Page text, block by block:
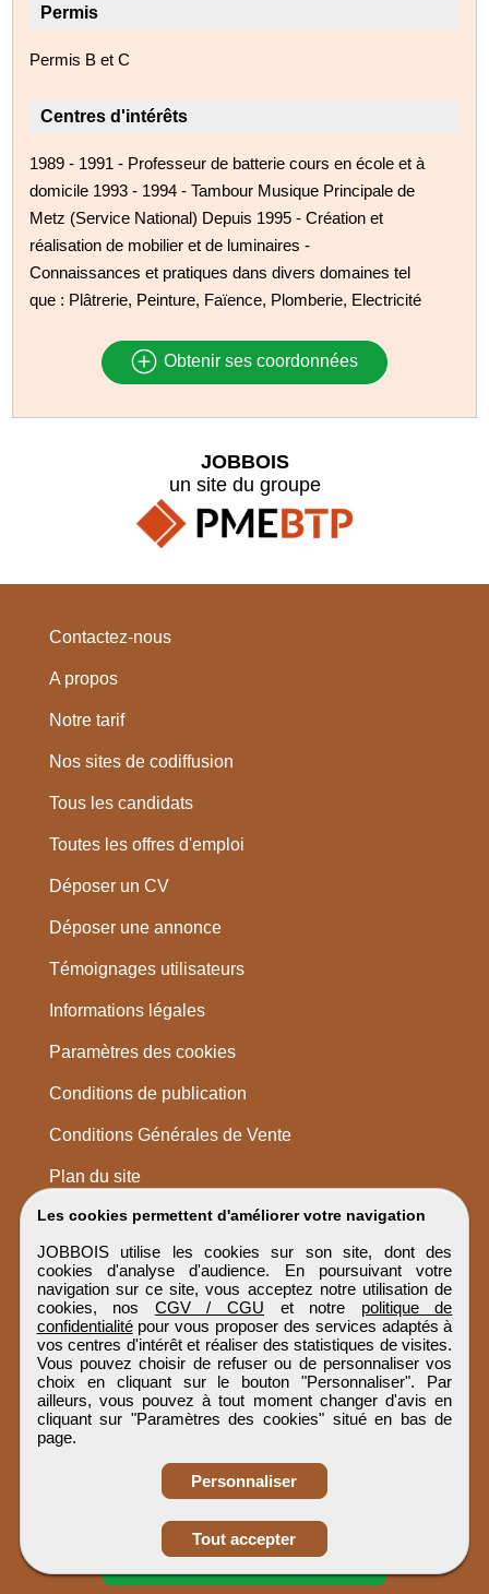
Obtenir ses
coordonnées
Permis
Permis B et C
Centres d'intérêts
1989 - 1991 - Professeur de batterie cours en école et à
domicile 1993 - 1994 - Tambour Musique Principale de
Metz (Service National) Depuis 1995 - Création et
réalisation de mobilier et de luminaires -
Connaissances et pratiques dans divers domaines tel
que : Plâtrerie, Peinture, Faïence, Plomberie, Electricité
Obtenir ses coordonnées
Les cookies permettent d'améliorer votre navigation
JOBBOIS utilise les cookies sur son site, dont des
cookies d'analyse d'audience. En poursuivant votre
navigation sur ce site, vous acceptez notre utilisation de
cookies, nos CGV / CGU et notre politique de
confidentialitépour vous proposer des services adaptés à
vos centres d'intérêt et réaliser des statistiques de visites.
Vous pouvez choisir de refuser ou de personnaliser vos
choix en cliquant sur le bouton "Personnaliser". Par
ailleurs, vous pouvez à tout moment changer d'avis en
cliquant sur "Paramètres des cookies" situé en bas de
page.
Personnaliser
Tout accepter
JOBBOIS
un site du groupe
Contactez-nous
A propos
Notre tarif
Nos sites de codiffusion
Tous les candidats
Toutes les offres d'emploi
Déposer un CV
Déposer une annonce
Témoignages utilisateurs
Informations légales
Paramètres des cookies
Conditions de publication
Conditions Générales de Vente
Plan du site
JOBBOIS
Tous droits réservés © 1999 - 2026